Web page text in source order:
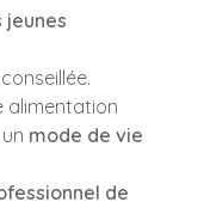
jeunes
alimentation
mode de vie
de